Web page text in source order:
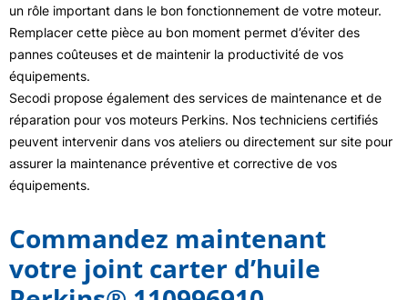
un rôle important dans le bon fonctionnement de votre moteur.
Remplacer cette pièce au bon moment permet d’éviter des
pannes coûteuses et de maintenir la productivité de vos
équipements.
Secodi propose également des services de maintenance et de
réparation pour vos moteurs Perkins. Nos techniciens certifiés
peuvent intervenir dans vos ateliers ou directement sur site pour
assurer la maintenance préventive et corrective de vos
équipements.
Commandez maintenant
votre joint carter d’huile